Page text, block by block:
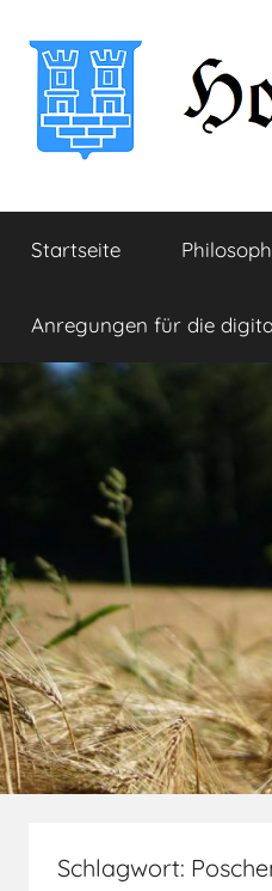
Inhalt
springen
Hohe
Warte
Startseite
Anregungen für die
Schlagwort: